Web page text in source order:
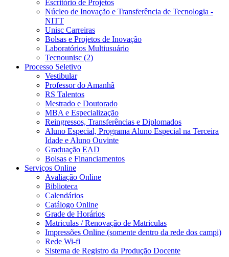
Escritório de Projetos
Núcleo de Inovação e Transferência de Tecnologia -
NITT
Unisc Carreiras
Bolsas e Projetos de Inovação
Laboratórios Multiusuário
Tecnounisc (2)
Processo Seletivo
Vestibular
Professor do Amanhã
RS Talentos
Mestrado e Doutorado
MBA e Especialização
Reingressos, Transferências e Diplomados
Aluno Especial, Programa Aluno Especial na Terceira
Idade e Aluno Ouvinte
Graduação EAD
Bolsas e Financiamentos
Serviços Online
Avaliação Online
Biblioteca
Calendários
Catálogo Online
Grade de Horários
Matriculas / Renovação de Matriculas
Impressões Online (somente dentro da rede dos campi)
Rede Wi-fi
Sistema de Registro da Produção Docente